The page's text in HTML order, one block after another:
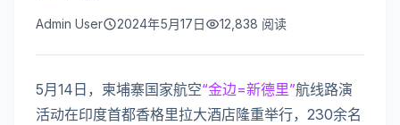
Admin User 2024年5月17日 12,838 阅读
5月14日，柬埔寨国家航空“金边=新德里”航线路演
活动在印度首都香格里拉大酒店隆重举行，230余名